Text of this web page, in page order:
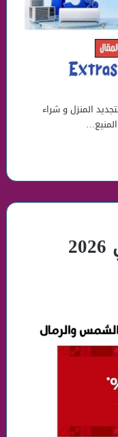
المنزل و شراء
تخفيضات عيد الأضحي 2026